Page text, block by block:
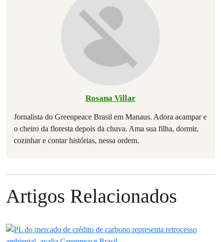
Rosana Villar
Jornalista do Greenpeace Brasil em Manaus. Adora acampar e
o cheiro da floresta depois da chuva. Ama sua filha, dormir,
cozinhar e contar histórias, nessa ordem.
Artigos Relacionados